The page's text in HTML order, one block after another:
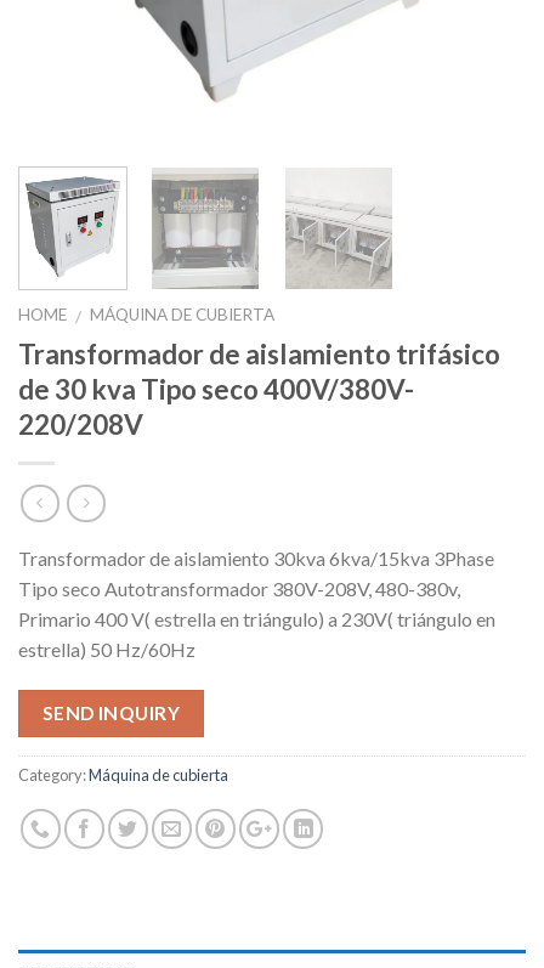
HOME / MÁQUINA DE CUBIERTA
Transformador de aislamiento trifásico
de 30 kva Tipo seco 400V/380V-
220/208V
Transformador de aislamiento 30kva 6kva/15kva 3Phase
Tipo seco Autotransformador 380V-208V, 480-380v,
Primario 400 V( estrella en triángulo) a 230V( triángulo en
estrella) 50 Hz/60Hz
SEND INQUIRY
Category:Máquina de cubierta